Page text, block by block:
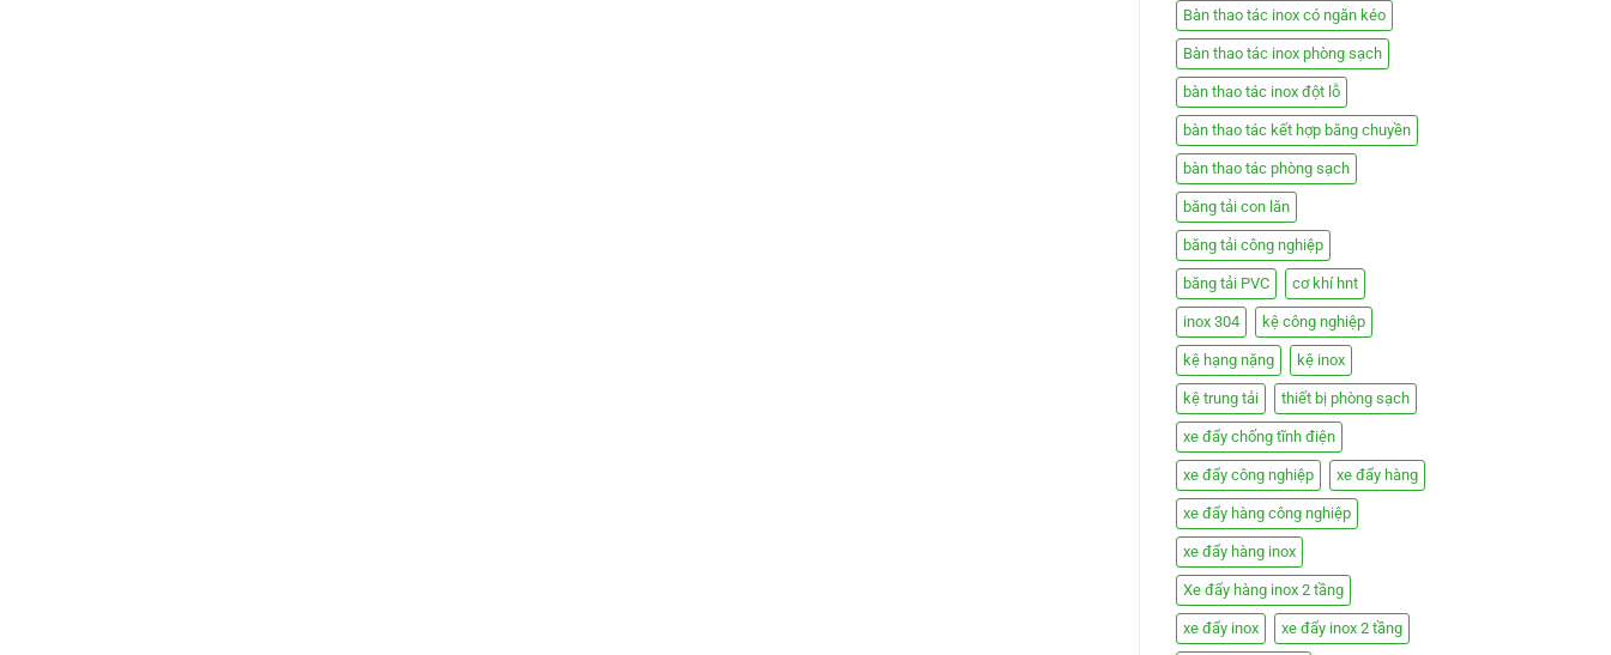
Bàn thao tác inox có ngăn kéo
Bàn thao tác inox phòng sạch
bàn thao tác inox đột lỗ
bàn thao tác kết hợp băng chuyền
bàn thao tác phòng sạch
băng tải con lăn
băng tải công nghiệp
băng tải PVC cơ khí hnt
inox 304 kệ công nghiệp
kệ hạng nặng kệ inox
kệ trung tải thiết bị phòng sạch
xe đẩy chống tĩnh điện
xe đẩy công nghiệp xe đẩy hàng
xe đẩy hàng công nghiệp
xe đẩy hàng inox
Xe đẩy hàng inox 2 tầng
xe đẩy inox xe đẩy inox 2 tầng